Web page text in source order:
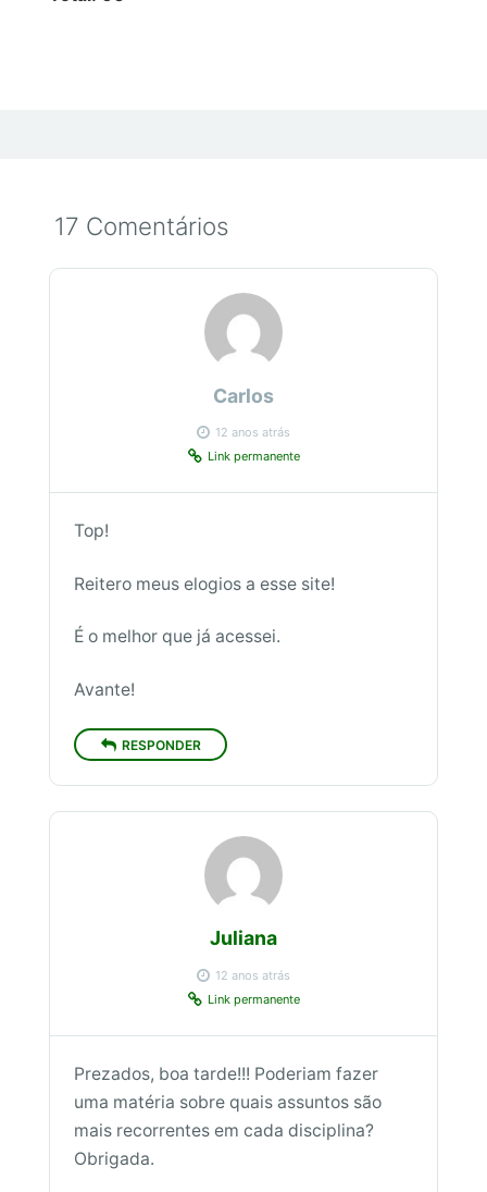
17 Comentários
Carlos
12 anos atrás
Link permanente
Top!
Reitero meus elogios a esse site!
É o melhor que já acessei.
Avante!
RESPONDER
Juliana
12 anos atrás
Link permanente
Prezados, boa tarde!!! Poderiam fazer
uma matéria sobre quais assuntos são
mais recorrentes em cada disciplina?
Obrigada.